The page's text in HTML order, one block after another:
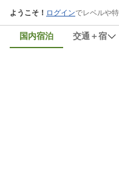
国内宿泊 交通＋宿